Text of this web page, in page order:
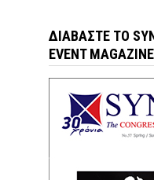
ΔΙΑΒΆΣΤΕ ΤΟ
EVENT